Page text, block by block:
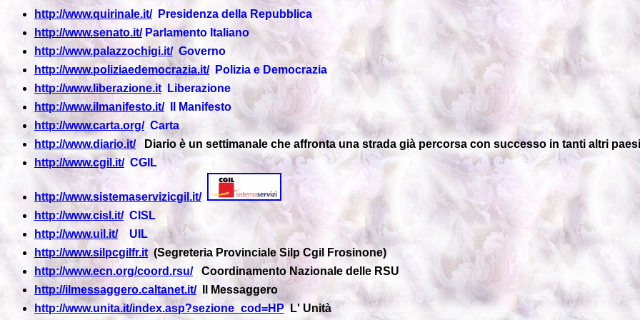
http://www.quirinale.it/
Presidenza della Repubblica
http://www.senato.it/ Parlamento Italiano
http://www.palazzochigi.it/ Governo
http://www.poliziaedemocrazia.it/
Polizia e Democrazia
http://www.liberazione.it
Liberazione
http://www.ilmanifesto.it/
Il Manifesto
http://www.carta.org/ Carta
http://www.diario.it/Diario è un settimanale che affronta una strada già percorsa con successo in tanti altri paesi
http://www.cgil.it/ CGIL
http://www.sistemaservizicgil.it/
http://www.cisl.it/ CISL
http://www.uil.it/
UIL
http://www.silpcgilfr.it (Segreteria Provinciale Silp Cgil Frosinone)
http://www.ecn.org/coord.rsu/
Coordinamento Nazionale delle RSU
http://ilmessaggero.caltanet.it/Il Messaggero
http://www.unita.it/index.asp?sezione_cod=HPL' Unità